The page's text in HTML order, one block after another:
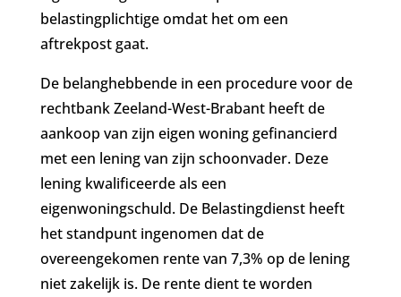
belastingplichtige omdat het om een
aftrekpost gaat.
De belanghebbende in een procedure voor de
rechtbank Zeeland-West-Brabant heeft de
aankoop van zijn eigen woning gefinancierd
met een lening van zijn schoonvader. Deze
lening kwalificeerde als een
eigenwoningschuld. De Belastingdienst heeft
het standpunt ingenomen dat de
overeengekomen rente van 7,3% op de lening
niet zakelijk is. De rente dient te worden